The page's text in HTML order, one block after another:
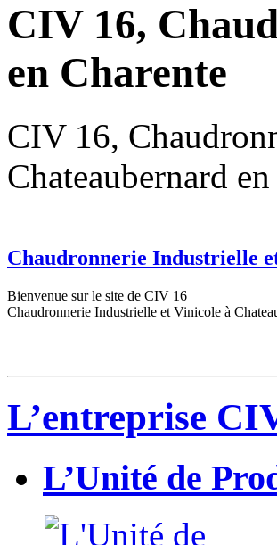
CIV 16,
en Charente
CIV 16,
Chateaubernard
Chaudronnerie Industrielle
Bienvenue sur le site de CIV 16
Chaudronnerie Industrielle et Vinicole à
L’entreprise
L’Unité de